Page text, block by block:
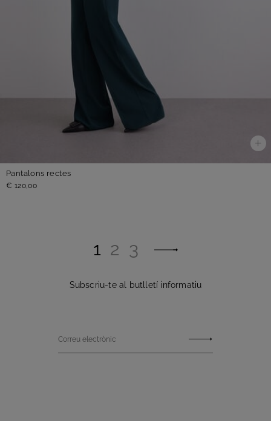
Pantalons rectes
€ 120,00
1 2 3
Subscriu-te al butlletí informatiu
Correu electrònic